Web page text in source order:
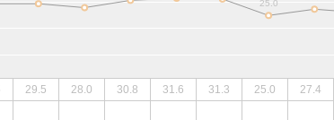
29.5 28.0 30.8 31.6 31.3 25.0 27.4